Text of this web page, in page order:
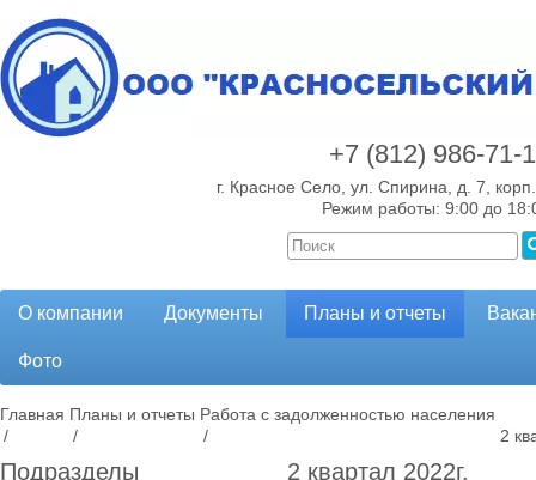
+7 (812) 986-71-
г. Красное Село, ул. Спирина, д. 7,
Режим работы: 9:00 до
О компании Документы Планы и отчеты
Фото
Главная
/
Планы и отчеты
/
Работа с задолженностью населения
/
2
Подразделы 2 квартал 2022г.